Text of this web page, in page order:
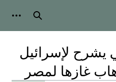
بحث
يشرح لإسرائيل
غازها لمصر